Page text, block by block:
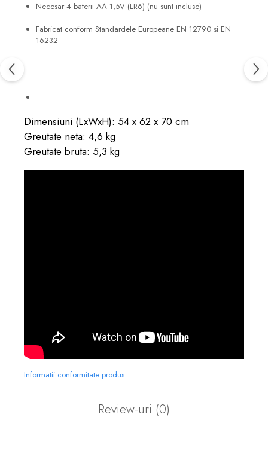
Necesar 4 baterii AA 1,5V (LR6) (nu sunt incluse)
Fabricat conform Standardele Europeane EN 12790 si EN
16232
Dimensiuni (LxWxH): 54 x 62 x 70 cm
Greutate neta: 4,6 kg
Greutate bruta: 5,3 kg
Informatii conformitate produs
Review-uri (0)